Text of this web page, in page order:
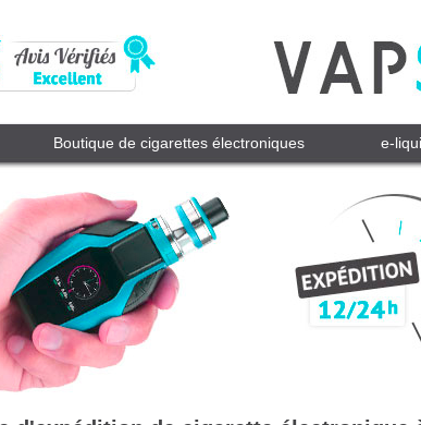
Boutique de cigarettes électroniques e-